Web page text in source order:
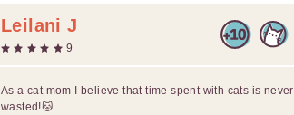
Leilani J
9
As a cat mom I believe that time spent with cats is never
wasted!🐱